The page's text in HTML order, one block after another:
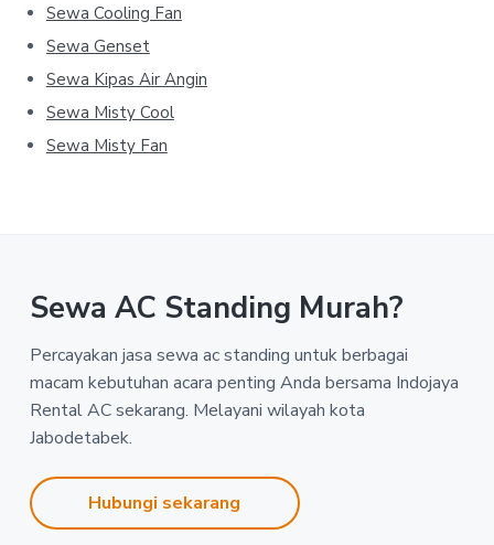
Sewa Cooling Fan
Sewa Genset
Sewa Kipas Air Angin
Sewa Misty Cool
Sewa Misty Fan
Sewa AC Standing Murah?
Percayakan jasa sewa ac standing untuk berbagai
macam kebutuhan acara penting Anda bersama Indojaya
Rental AC sekarang. Melayani wilayah kota
Jabodetabek.
Hubungi sekarang